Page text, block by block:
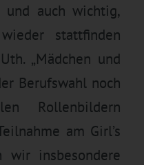
auch wichtig,
stattfinden
„Mädchen und
Berufswahl noch
Rollenbildern
am Girl’s
wir insbesondere